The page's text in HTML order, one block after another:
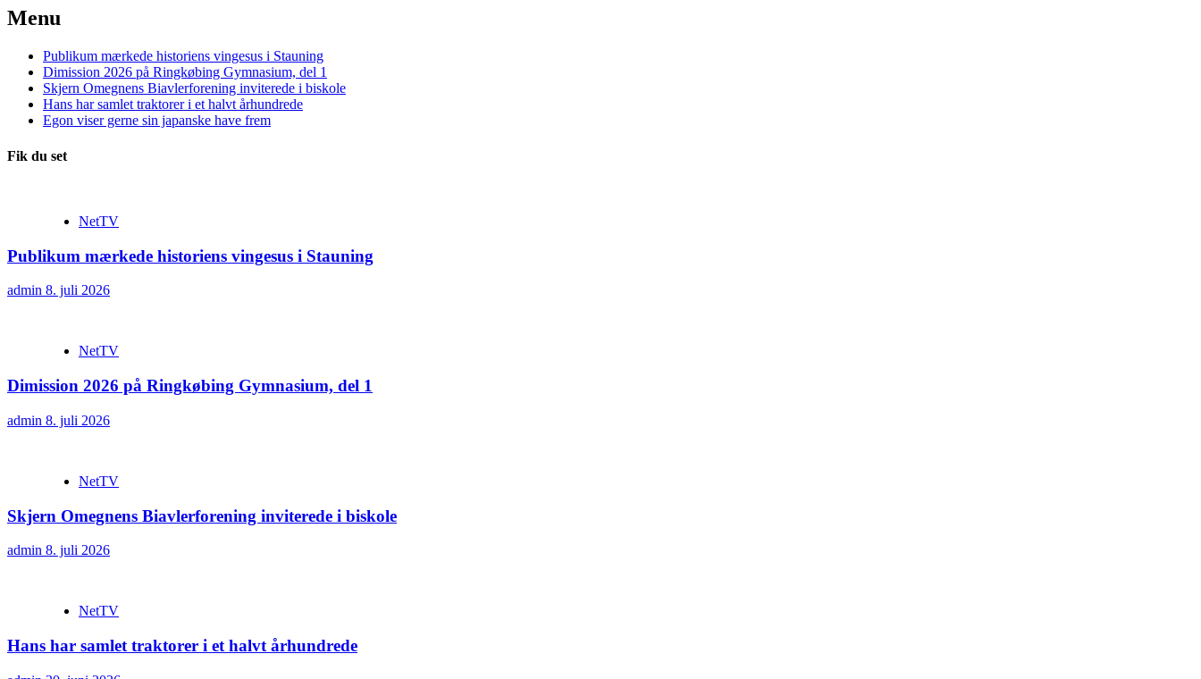
Menu
Publikum mærkede historiens vingesus i Stauning
Dimission 2026 på Ringkøbing Gymnasium, del 1
Skjern Omegnens Biavlerforening inviterede i biskole
Hans har samlet traktorer i et halvt århundrede
Egon viser gerne sin japanske have frem
Fik du set
NetTV
Publikum mærkede historiens vingesus i Stauning
admin 8. juli 2026
NetTV
Dimission 2026 på Ringkøbing Gymnasium, del 1
admin 8. juli 2026
NetTV
Skjern Omegnens Biavlerforening inviterede i biskole
admin 8. juli 2026
NetTV
Hans har samlet traktorer i et halvt århundrede